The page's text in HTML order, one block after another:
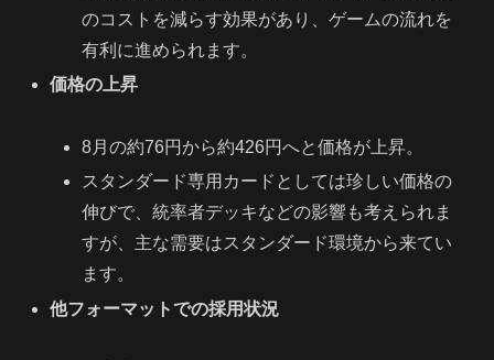
のコストを減らす効果があり、ゲームの流れを
有利に進められます。
価格の上昇
8月の約76円から約426円へと価格が上昇。
スタンダード専用カードとしては珍しい価格の
伸びで、統率者デッキなどの影響も考えられま
すが、主な需要はスタンダード環境から来てい
ます。
他フォーマットでの採用状況